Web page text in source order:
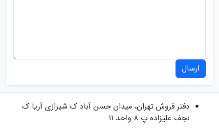
ارسال
دفتر فروش تهران، میدان حسن آباد ک شیرازی آریا ک
نجف علیزاده پ ۸ واحد ۱۱